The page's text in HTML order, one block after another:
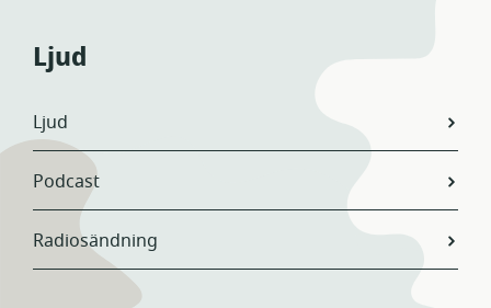
Ljud
Ljud
Podcast
Radiosändning